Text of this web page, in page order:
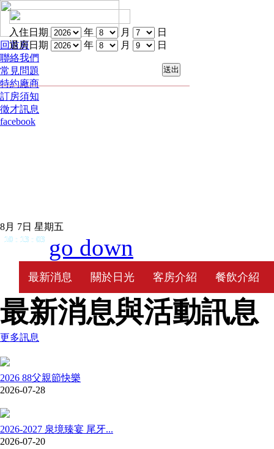
回首頁
聯絡我們
常見問題
特約廠商
訂房須知
徵才訊息
facebook
入住日期 年 月
日
退房日期
年 月 日
8月 7日 星期五
10 : 13 : 03 go down
最新消息 關於日光 客房介紹 餐飲介紹
最新消息與活動訊息
更多訊息
2026 88父親節快樂
2026-07-28
2026-2027 泉境臻宴 尾牙...
2026-07-20